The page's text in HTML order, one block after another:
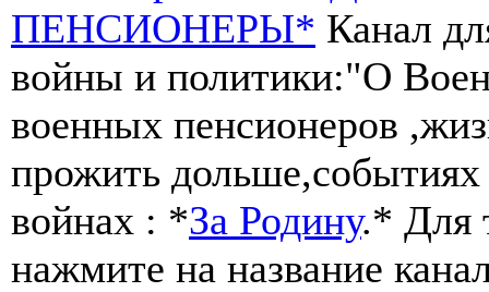
ПЕНСИОНЕРЫ* Канал
войны и политики:"О
военных пенсионеров
прожить
войнах : *За Родину.* Для
нажмите на название